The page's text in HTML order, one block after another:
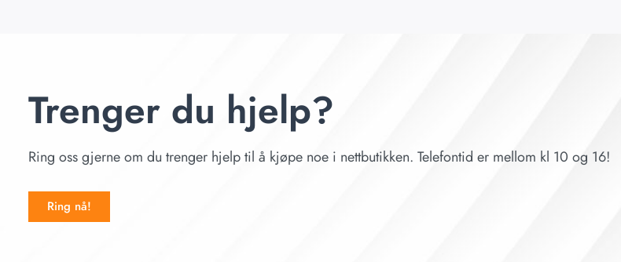
Trenger du hjelp?
Ring oss gjerne om du trenger hjelp til å kjøpe noe i nettbutikken. Telefontid er mellom kl 10 og 16!
Ring nå!